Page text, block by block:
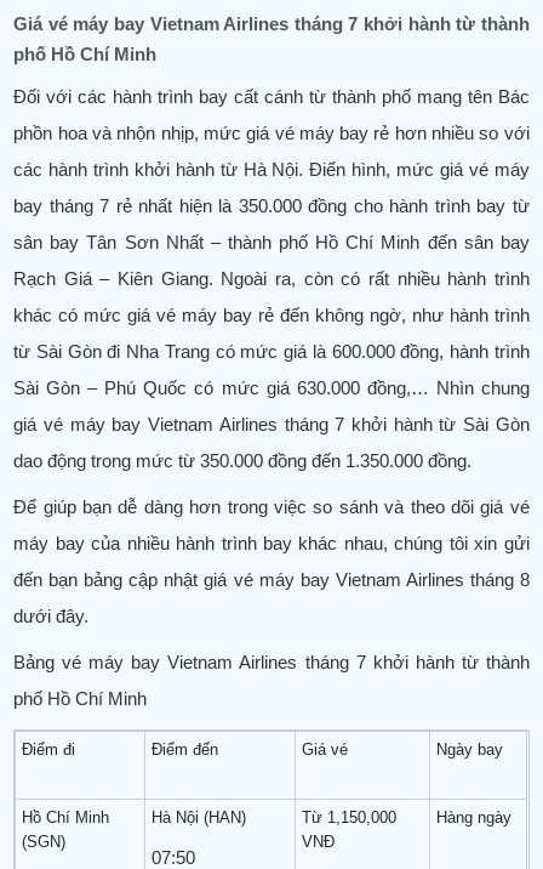
Giá vé máy bay Vietnam Airlines tháng 7 khởi hành từ thành
phố Hồ Chí Minh
Đối với các hành trình bay cất cánh từ thành phố mang tên Bác
phồn hoa và nhộn nhịp, mức giá vé máy bay rẻ hơn nhiều so với
các hành trình khởi hành từ Hà Nội. Điển hình, mức giá vé máy
bay tháng 7 rẻ nhất hiện là 350.000 đồng cho hành trình bay từ
sân bay Tân Sơn Nhất – thành phố Hồ Chí Minh đến sân bay
Rạch Giá – Kiên Giang. Ngoài ra, còn có rất nhiều hành trình
khác có mức giá vé máy bay rẻ đến không ngờ, như hành trình
từ Sài Gòn đi Nha Trang có mức giá là 600.000 đồng, hành trình
Sài Gòn – Phú Quốc có mức giá 630.000 đồng,… Nhìn chung
giá vé máy bay Vietnam Airlines tháng 7 khởi hành từ Sài Gòn
dao động trong mức từ 350.000 đồng đến 1.350.000 đồng.
Để giúp bạn dễ dàng hơn trong việc so sánh và theo dõi giá vé
máy bay của nhiều hành trình bay khác nhau, chúng tôi xin gửi
đến bạn bảng cập nhật giá vé máy bay Vietnam Airlines tháng 8
dưới đây.
Bảng vé máy bay Vietnam Airlines tháng 7 khởi hành từ thành
phố Hồ Chí Minh
Điểm đi Điểm đến Giá vé Ngày bay
Hồ Chí Minh
(SGN)
Hà Nội (HAN)
07:50
Từ 1,150,000
VNĐ
Hàng ngày